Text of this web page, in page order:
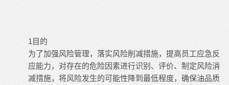
1目的
为了加强风险管理，落实风险削减措施，提高员工应急反
应能力，对存在的危险因素进行识别、评价、制定风险消
减措施，将风险发生的可能性降到最低程度，确保油品质